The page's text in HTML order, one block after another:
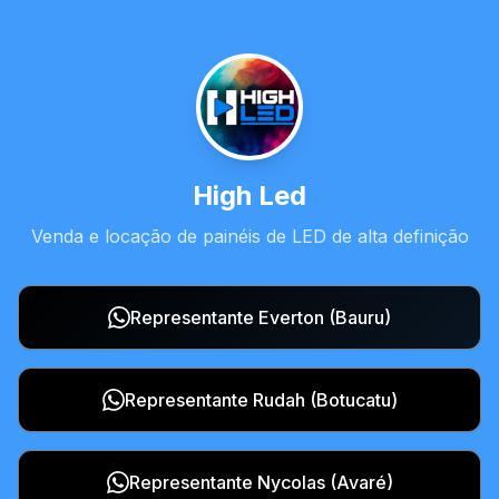
High Led
Venda e locação de painéis de LED de alta definição
Representante Everton (Bauru)
Representante Rudah (Botucatu)
Representante Nycolas (Avaré)